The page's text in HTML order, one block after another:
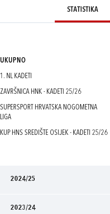
STATISTIKA
UKUPNO
1. NL KADETI
ZAVRŠNICA HNK - KADETI 25/26
SUPERSPORT HRVATSKA NOGOMETNA
LIGA
KUP HNS SREDIŠTE OSIJEK - KADETI 25/26
2024/25
2023/24